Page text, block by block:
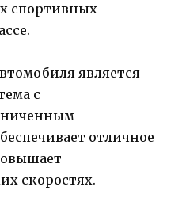
спортивных
является
с
отличное
скоростях.